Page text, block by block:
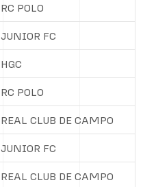
RC POLO
JUNIOR FC
HGC
RC POLO
REAL CLUB DE CAMPO
JUNIOR FC
REAL CLUB DE CAMPO